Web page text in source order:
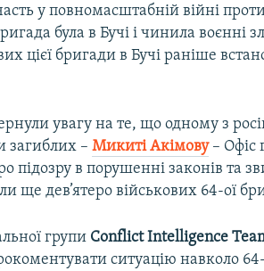
у повномасштабній війні
була в Бучі і чинила воєнні
цієї бригади в Бучі раніше
увагу на те, що одному з
загиблих –Микиті Акімову– Офіс
підозру в порушенні законів та
ще дев’ятеро військових 64-ої
групи Conflict Intelligence
ситуацію навколо